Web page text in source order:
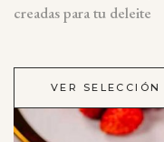
creadas para tu deleite
VER SELECCIÓN